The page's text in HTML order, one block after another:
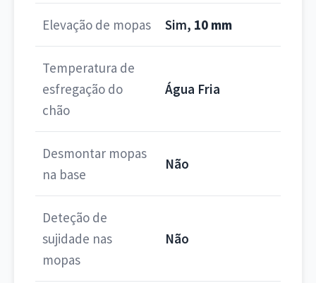
Elevação de mopas Sim, 10 mm
Temperatura de
esfregação do
chão
Água Fria
Desmontar mopas
na base
Não
Deteção de
sujidade nas
mopas
Não